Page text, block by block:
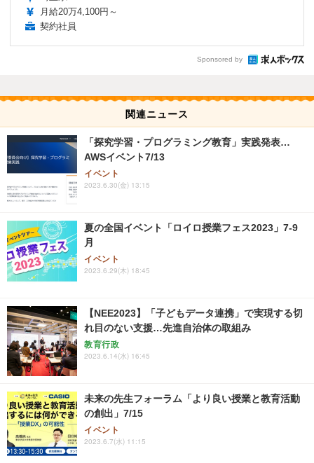
月給20万4,100円～
契約社員
Sponsored by
関連ニュース
「探究学習・プログラミング教育」実践発表…
AWSイベント7/13
イベント
2023.6.30(金) 13:15
夏の全国イベント「ロイロ授業フェス2023」7-9
月
イベント
2023.6.29(木) 18:45
【NEE2023】「子どもデータ連携」で実現する切
れ目のない支援…先進自治体の取組み
教育行政
2023.6.14(水) 16:45
未来の先生フォーラム「より良い授業と教育活動
の創出」7/15
イベント
2023.6.7(水) 11:15